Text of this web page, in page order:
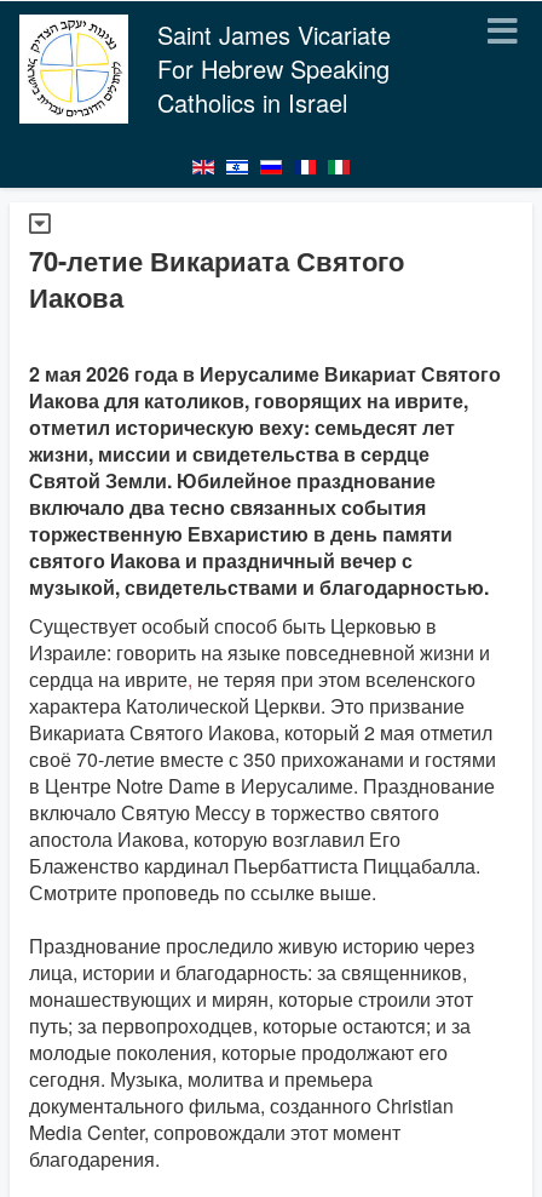
Saint James Vicariate
For Hebrew Speaking
Catholics in Israel
70-летие Викариата Святого
Иакова
2 мая 2026 года в Иерусалиме Викариат Святого
Иакова для католиков, говорящих на иврите,
отметил историческую веху: семьдесят лет
жизни, миссии и свидетельства в сердце
Святой Земли. Юбилейное празднование
включало два тесно связанных события
торжественную Евхаристию в день памяти
святого Иакова и праздничный вечер с
музыкой, свидетельствами и благодарностью.
Существует особый способ быть Церковью в
Израиле: говорить на языке повседневной жизни и
сердца на иврите, не теряя при этом вселенского
характера Католической Церкви. Это призвание
Викариата Святого Иакова, который 2 мая отметил
своё 70-летие вместе с 350 прихожанами и гостями
в Центре Notre Dame в Иерусалиме. Празднование
включало Святую Мессу в торжество святого
апостола Иакова, которую возглавил Его
Блаженство кардинал Пьербаттиста Пиццабалла.
Смотрите проповедь по ссылке выше.
Празднование проследило живую историю через
лица, истории и благодарность: за священников,
монашествующих и мирян, которые строили этот
путь; за первопроходцев, которые остаются; и за
молодые поколения, которые продолжают его
сегодня. Музыка, молитва и премьера
документального фильма, созданного Christian
Media Center, сопровождали этот момент
благодарения.